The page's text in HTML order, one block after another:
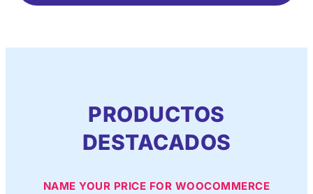
PRODUCTOS
DESTACADOS
NAME YOUR PRICE FOR WOOCOMMERCE